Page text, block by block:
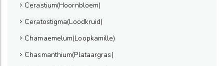
Cerastium(Hoornbloem)
Ceratostigma(Loodkruid)
Chamaemelum(Loopkamille)
Chasmanthium(Plataargras)